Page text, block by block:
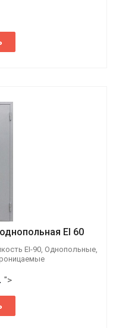
EI 60
EI-90, Однопольные,
">